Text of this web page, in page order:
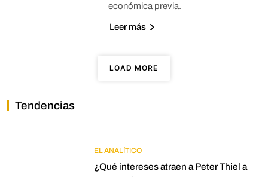
económica previa.
Leer más
LOAD MORE
Tendencias
EL ANALÍTICO
¿Qué intereses atraen a Peter Thiel a